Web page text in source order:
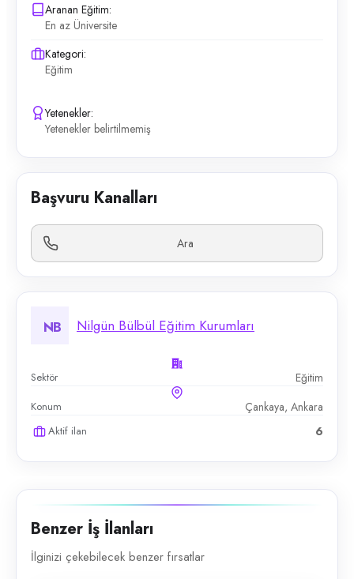
Aranan Eğitim:
En az Üniversite
Kategori:
Eğitim
Yetenekler:
Yetenekler belirtilmemiş
Başvuru Kanalları
Ara
NB Nilgün Bülbül Eğitim Kurumları
Sektör Eğitim
Konum Çankaya, Ankara
Aktif ilan 6
Benzer İş İlanları
İlginizi çekebilecek benzer fırsatlar